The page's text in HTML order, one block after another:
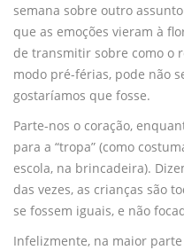
semana sobre outro
que as emoções vieram à
de transmitir sobre como o
modo pré-férias, pode não
gostaríamos que fosse.
Parte-nos o coração,
para a “tropa” (como
escola, na brincadeira).
das vezes, as crianças são
se fossem iguais, e não
Infelizmente, na maior